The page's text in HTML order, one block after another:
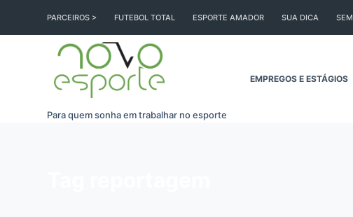
PARCEIROS > FUTEBOL TOTAL ESPORTE AMADOR SUA DICA
Para quem sonha em trabalhar no esporte
EMPREGOS E ESTÁGIOS